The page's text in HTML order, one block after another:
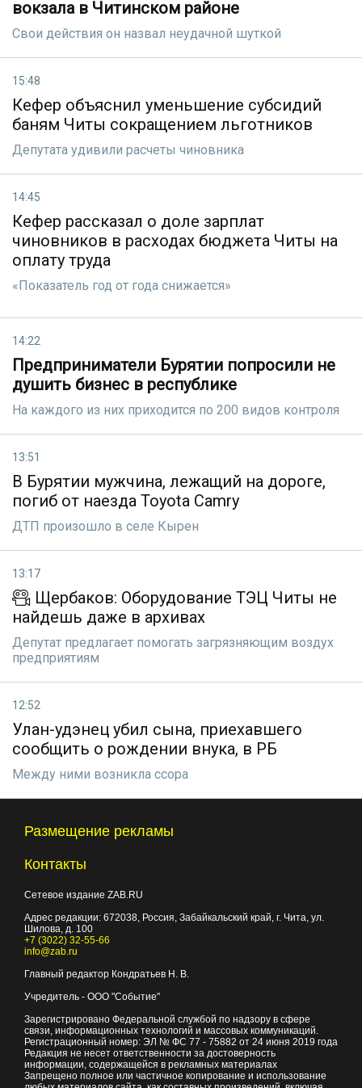
вокзала в Читинском районе
Свои действия он назвал неудачной шуткой
15:48
Кефер объяснил уменьшение субсидий
баням Читы сокращением льготников
Депутата удивили расчеты чиновника
14:45
Кефер рассказал о доле зарплат
чиновников в расходах бюджета Читы на
оплату труда
«Показатель год от года снижается»
14:22
Предприниматели Бурятии попросили не
душить бизнес в республике
На каждого из них приходится по 200 видов контроля
13:51
В Бурятии мужчина, лежащий на дороге,
погиб от наезда Toyota Camry
ДТП произошло в селе Кырен
13:17
Щербаков: Оборудование ТЭЦ Читы не
найдешь даже в архивах
Депутат предлагает помогать загрязняющим воздух
предприятиям
12:52
Улан-удэнец убил сына, приехавшего
сообщить о рождении внука, в РБ
Между ними возникла ссора
Размещение рекламы
Контакты
Сетевое издание ZAB.RU
Адрес редакции: 672038, Россия, Забайкальский край, г. Чита, ул.
Шилова, д. 100
+7 (3022) 32-55-66
info@zab.ru
Главный редактор Кондратьев Н. В.
Учредитель - ООО "Событие"
Зарегистрировано Федеральной службой по надзору в сфере
связи, информационных технологий и массовых коммуникаций.
Регистрационный номер: ЭЛ № ФС 77 - 75882 от 24 июня 2019 года
Редакция не несет ответственности за достоверность
информации, содержащейся в рекламных материалах
Запрещено полное или частичное копирование и использование